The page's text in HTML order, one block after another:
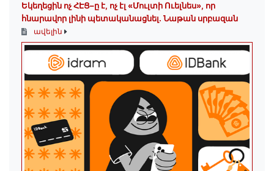
Եկեղեցին ոչ ՀԷՑ–ը է, ոչ էլ «Մուլտի Ուելնես», որ
հնարավոր լինի պետականացնել. Նաթան սրբազան
ավելին